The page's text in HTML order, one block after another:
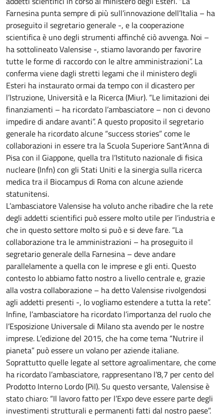
Farnesina punta sempre di più sull’innovazione dell’Italia – ha
proseguito il segretario generale -, e la cooperazione
scientifica è uno degli strumenti affinché ciò avvenga. Noi –
ha sottolineato Valensise -, stiamo lavorando per favorire
tutte le forme di raccordo con le altre amministrazioni”. La
conferma viene dagli stretti legami che il ministero degli
Esteri ha instaurato ormai da tempo con il dicastero per
l’Istruzione, Università e la Ricerca (Miur). “Le limitazioni dei
finanziamenti – ha ricordato l’ambasciatore – non ci devono
impedire di andare avanti”. A questo proposito il segretario
generale ha ricordato alcune “success stories” come le
collaborazioni in essere tra la Scuola Superiore Sant’Anna di
Pisa con il Giappone, quella tra l’Istituto nazionale di fisica
nucleare (Infn) con gli Stati Uniti e la sinergia sulla ricerca
medica tra il Biocampus di Roma con alcune aziende
statunitensi.
L’ambasciatore Valensise ha voluto anche ribadire che la rete
degli addetti scientifici può essere molto utile per l’industria e
che in questo settore molto si può e si deve fare. “La
collaborazione tra le amministrazioni – ha proseguito il
segretario generale della Farnesina – deve andare
parallelamente a quella con le imprese e gli enti. Questo
contesto lo abbiamo fatto nostro a livello centrale e, grazie
alla vostra collaborazione – ha detto Valensise rivolgendosi
agli addetti presenti -, lo vogliamo estendere a tutta la rete”.
Infine, l’ambasciatore ha ricordato l’importanza del ruolo che
l’Esposizione Universale di Milano sta avendo per le nostre
imprese. L’edizione del 2015, che ha come tema “Nutrire il
pianeta” può essere un volano per aziende italiane.
Soprattutto quelle legate al settore agroalimentare, che come
ha ricordato l’ambasciatore, rappresentano l’8,7 per cento del
Prodotto Interno Lordo (Pil). Su questo versante, Valensise è
stato chiaro: “Il lavoro fatto per l’Expo deve essere parte degli
investimenti strutturali e permanenti fatti dal nostro paese”.